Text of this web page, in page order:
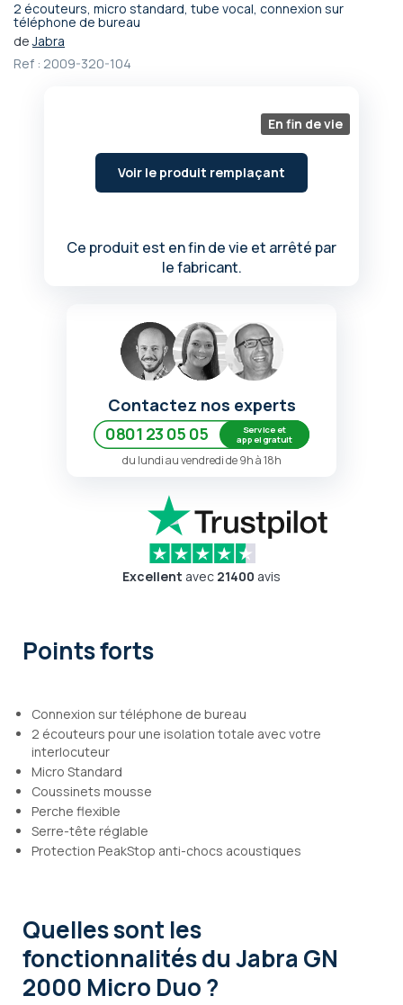
2 écouteurs, micro standard, tube vocal, connexion sur
téléphone de bureau
deJabra
Ref : 2009-320-104
En fin de vie
Voir le produit remplaçant
Ce produit est en fin de vie et arrêté par
le fabricant.
Passer
au
de
Contactez nos experts
0801 23 05 05
Service et
appel gratuit
du lundi au vendredi de 9h à 18h
Excellent avec 21400 avis
Points forts
Connexion sur téléphone de bureau
2 écouteurs pour une isolation totale avec votre
interlocuteur
Micro Standard
Coussinets mousse
Perche flexible
Serre-tête réglable
Protection PeakStop anti-chocs acoustiques
Quelles sont les
fonctionnalitésdu Jabra GN
2000 Micro Duo ?